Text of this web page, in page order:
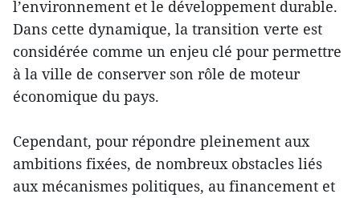
l’environnement et le développement durable.
Dans cette dynamique, la transition verte est
considérée comme un enjeu clé pour permettre
à la ville de conserver son rôle de moteur
économique du pays.
Cependant, pour répondre pleinement aux
ambitions fixées, de nombreux obstacles liés
aux mécanismes politiques, au financement et